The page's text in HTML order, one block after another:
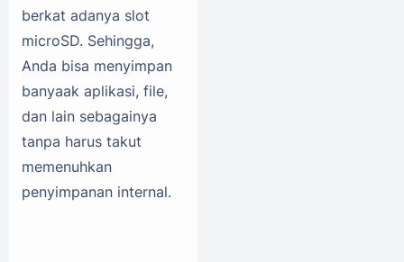
berkat adanya slot
microSD. Sehingga,
Anda bisa menyimpan
banyaak aplikasi, file,
dan lain sebagainya
tanpa harus takut
memenuhkan
penyimpanan internal.